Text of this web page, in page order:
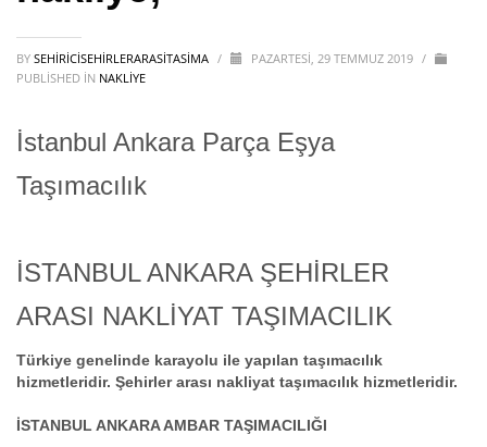
BY SEHIRICISEHIRLERARASITASIMA / PAZARTESI, 29 TEMMUZ 2019 /
PUBLISHED IN NAKLİYE
İstanbul Ankara Parça Eşya
Taşımacılık
İSTANBUL ANKARA ŞEHİRLER
ARASI NAKLİYAT TAŞIMACILIK
Türkiye genelinde karayolu ile yapılan taşımacılık
hizmetleridir. Şehirler arası nakliyat taşımacılık hizmetleridir.
İSTANBUL ANKARA AMBAR TAŞIMACILIĞI